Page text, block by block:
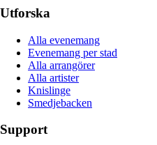
Utforska
Alla evenemang
Evenemang per stad
Alla arrangörer
Alla artister
Knislinge
Smedjebacken
Support